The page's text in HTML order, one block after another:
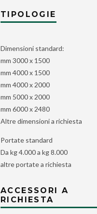
TIPOLOGIE
Dimensioni standard:
mm 3000 x 1500
mm 4000 x 1500
mm 4000 x 2000
mm 5000 x 2000
mm 6000 x 2480
Altre dimensioni a richiesta
Portate standard
Da kg 4.000 a kg 8.000
altre portate a richiesta
ACCESSORI A
RICHIESTA